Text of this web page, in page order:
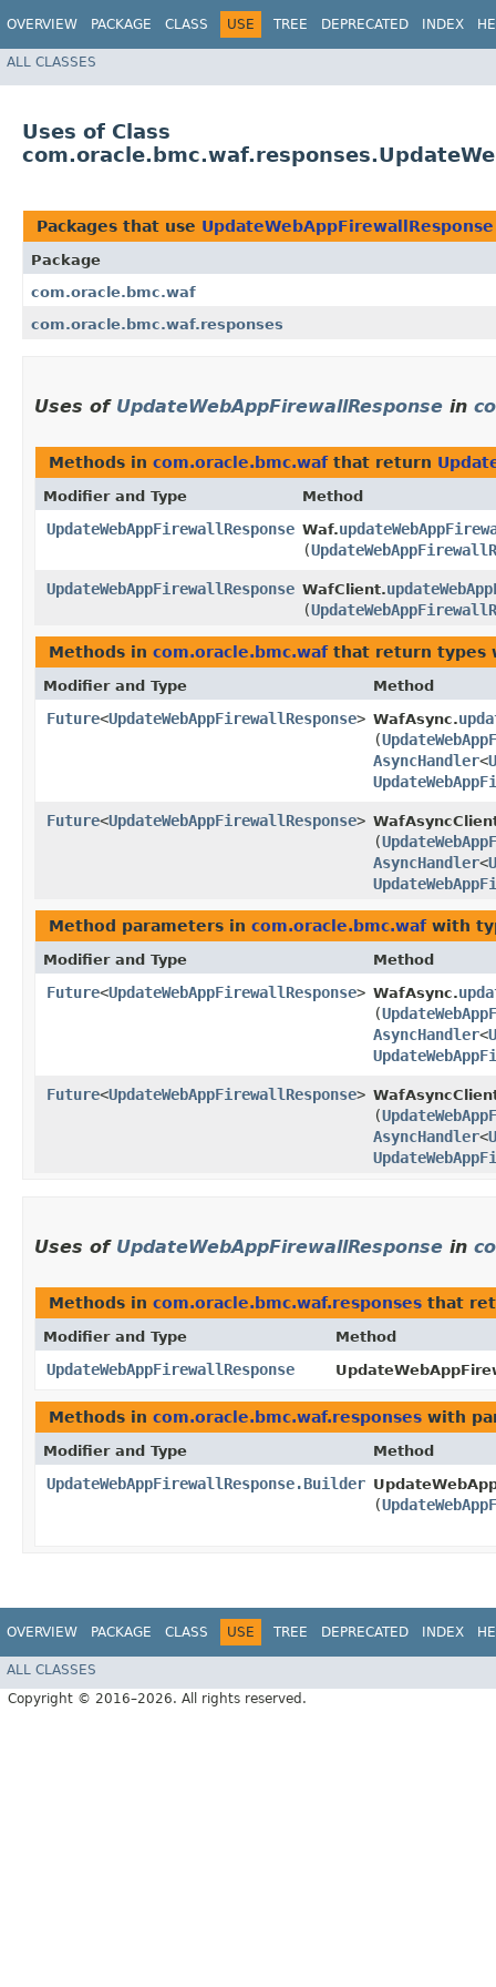
OVERVIEW PACKAGE CLASS USE TREE DEPRECATED INDEX
ALL CLASSES
Uses of Class
Packages that use UpdateWebAppFirewallResponse
Package
com.oracle.bmc.waf
com.oracle.bmc.waf.responses
Uses of UpdateWebAppFirewallResponse in
Methods in com.oracle.bmc.wafthat return
Modifier and Type Method
UpdateWebAppFirewallResponse Waf.
(
UpdateWebAppFirewallResponse WafClient.
(
Methods in com.oracle.bmc.wafthat return types
Modifier and Type Method
Future<UpdateWebAppFirewallResponse> WafAsync.
(
AsyncHandler<
Future<UpdateWebAppFirewallResponse>
(
AsyncHandler<
Method parameters in com.oracle.bmc.wafwith
Modifier and Type Method
Future<UpdateWebAppFirewallResponse> WafAsync.
(
AsyncHandler<
Future<UpdateWebAppFirewallResponse>
(
AsyncHandler<
Uses of UpdateWebAppFirewallResponse in
Methods in com.oracle.bmc.waf.responses that
Modifier and Type Method
UpdateWebAppFirewallResponse
Methods in com.oracle.bmc.waf.responses with
Modifier and Type Method
UpdateWebAppFirewallResponse.Builder
(
OVERVIEW PACKAGE CLASS USE TREE DEPRECATED INDEX
ALL CLASSES
Copyright © 2016–2026. All rights reserved.